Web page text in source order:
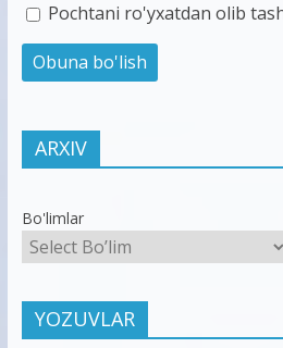
Pochtani ro'yxatdan olib
ARXIV
Bo'limlar
YOZUVLAR